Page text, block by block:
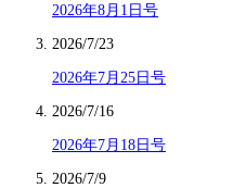
2026年8月1日号
2026/7/23
2026年7月25日号
2026/7/16
2026年7月18日号
2026/7/9